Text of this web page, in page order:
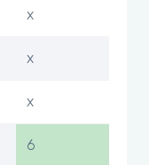
x
x
x
6